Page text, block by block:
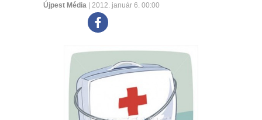
Újpest Média | 2012. január 6. 00:00